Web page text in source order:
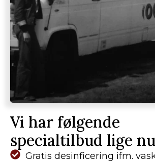
Vi har følgende
specialtilbud lige nu
Gratis desinficering ifm.